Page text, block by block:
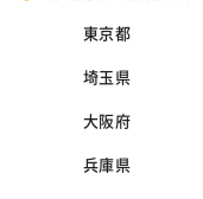
東京都
埼玉県
大阪府
兵庫県